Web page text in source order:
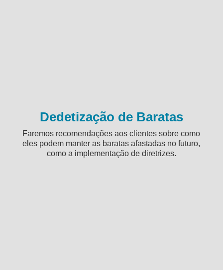
Dedetização de Baratas
Faremos recomendações aos clientes sobre como
eles podem manter as baratas afastadas no futuro,
como a implementação de diretrizes.